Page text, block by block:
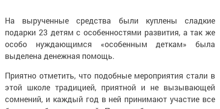
На вырученные средства были куплены сладкие
подарки 23 детям с особенностями развития, а так же
особо нуждающимся «особенным деткам» была
выделена денежная помощь.
Приятно отметить, что подобные мероприятия стали в
этой школе традицией, приятной и не вызывающей
сомнений, и каждый год в ней принимают участие все